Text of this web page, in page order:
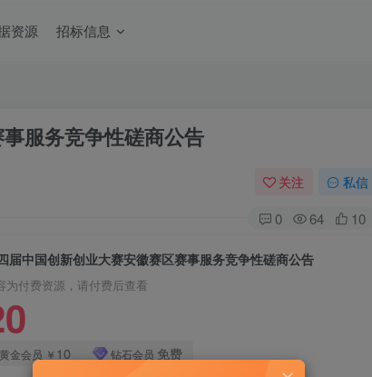
资源 招标信息
服务竞争性磋商公告
关注 私信
0 64 10
届中国创新创业大赛安徽赛区赛事服务竞争性磋商公告
为付费资源，请付费后查看
黄金会员 ￥ 10 钻石会员 免费